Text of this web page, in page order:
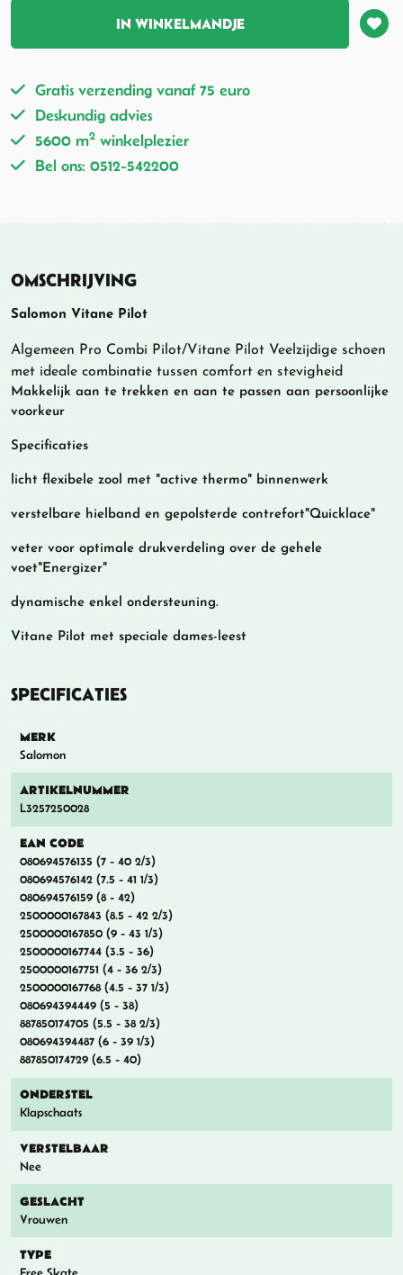
IN WINKELMANDJE
Gratis verzending vanaf 75 euro
Deskundig advies
5600 m2 winkelplezier
Bel ons: 0512-542200
OMSCHRIJVING
Salomon Vitane Pilot
Algemeen Pro Combi Pilot/Vitane Pilot Veelzijdige schoen
met ideale combinatie tussen comfort en stevigheid
Makkelijk aan te trekken en aan te passen aan persoonlijke
voorkeur
Specificaties
licht flexibele zool met "active thermo" binnenwerk
verstelbare hielband en gepolsterde contrefort"Quicklace"
veter voor optimale drukverdeling over de gehele
voet"Energizer"
dynamische enkel ondersteuning.
Vitane Pilot met speciale dames-leest
SPECIFICATIES
MERK
Salomon
ARTIKELNUMMER
L3257250028
EAN CODE
080694576135 (7 - 40 2/3)
080694576142 (7.5 - 41 1/3)
080694576159 (8 - 42)
2500000167843 (8.5 - 42 2/3)
2500000167850 (9 - 43 1/3)
2500000167744 (3.5 - 36)
2500000167751 (4 - 36 2/3)
2500000167768 (4.5 - 37 1/3)
080694394449 (5 - 38)
887850174705 (5.5 - 38 2/3)
080694394487 (6 - 39 1/3)
887850174729 (6.5 - 40)
ONDERSTEL
Klapschaats
VERSTELBAAR
Nee
GESLACHT
Vrouwen
TYPE